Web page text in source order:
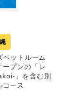
ペットルーム
ープンの「レ
」を含む別
コース